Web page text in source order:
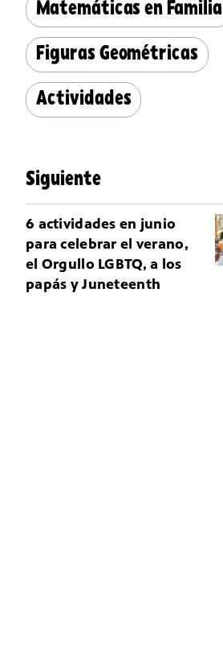
Matemáticas en Familia
Figuras Geométricas
Actividades
Siguiente
6 actividades en junio
para celebrar el verano,
el Orgullo LGBTQ, a los
papás y Juneteenth